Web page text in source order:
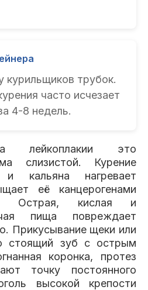
курильщиков трубок.
часто исчезает
4-8 недель.
лейкоплакии это
слизистой. Курение
кальяна нагревает
её канцерогенами
Острая, кислая и
пища повреждает
Прикусывание щеки или
стоящий зуб с острым
коронка, протез
точку постоянного
высокой крепости